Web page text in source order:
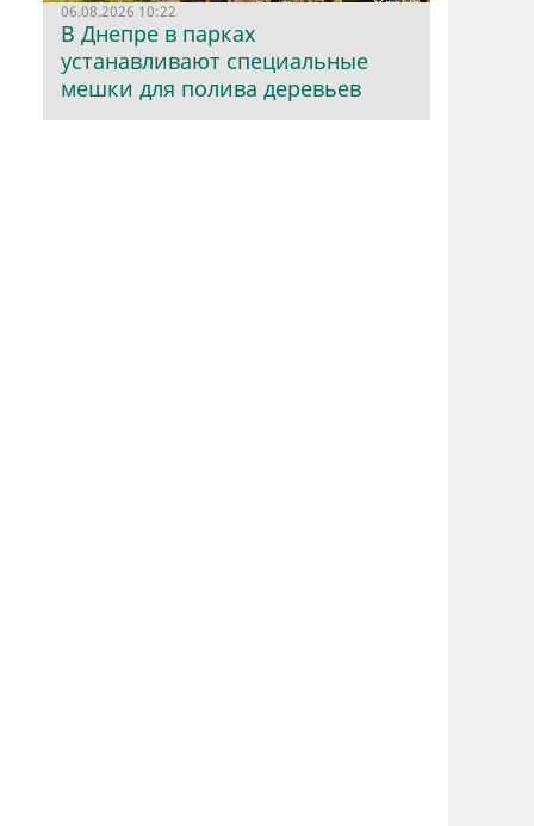
06.08.2026 10:22
В Днепре в парках
устанавливают специальные
мешки для полива деревьев